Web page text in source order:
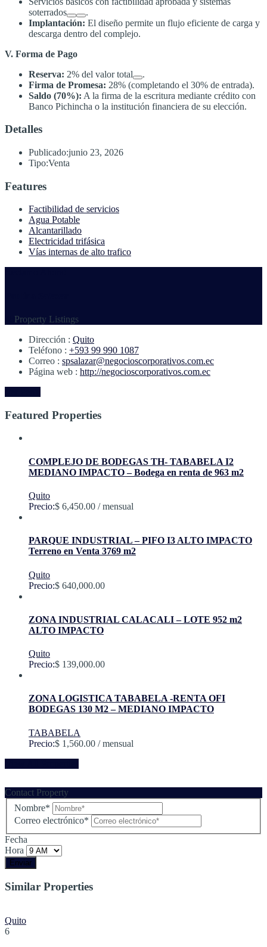
soterrados
.
Implantación: El diseño permite un flujo eficiente de carga y
descarga dentro del complejo.
V. Forma de Pago
Reserva: 2% del valor total
.
Firma de Promesa: 28% (completando el 30% de entrada).
Saldo (70%): A la firma de la escritura mediante crédito con
Banco Pichincha o la institución financiera de su elección.
Detalles
Publicado:junio 23, 2026
Tipo:Venta
Features
Factibilidad de servicios
Agua Potable
Alcantarillado
Electricidad trifásica
Vías internas de alto trafico
Property Listings
Dirección : Quito
Teléfono : +593 99 990 1087
Correo : spsalazar@negocioscorporativos.com.ec
Página web : http://negocioscorporativos.com.ec
Featured Properties
COMPLEJO DE BODEGAS TH- TABABELA I2
MEDIANO IMPACTO – Bodega en renta de 963 m2
Quito
Precio:$ 6,450.00 / mensual
PARQUE INDUSTRIAL – PIFO I3 ALTO IMPACTO
Terreno en Venta 3769 m2
Quito
Precio:$ 640,000.00
ZONA INDUSTRIAL CALACALI – LOTE 952 m2
ALTO IMPACTO
Quito
Precio:$ 139,000.00
ZONA LOGISTICA TABABELA -RENTA OFI
BODEGAS 130 M2 – MEDIANO IMPACTO
TABABELA
Precio:$ 1,560.00 / mensual
Contact Property
Nombre*
Correo electrónico*
Fecha
Hora
Enviar
Similar Properties
Quito
6